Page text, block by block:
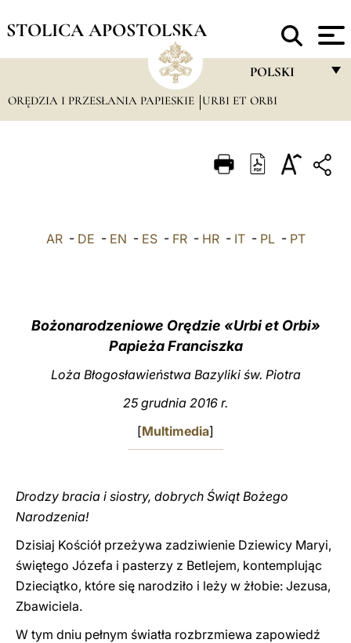
STOLICA APOSTOLSKA
POLSKI
FRANÇAIS
ITALIANO
العربيّة
LATINE
ORĘDZIA I PRZESŁANIA PAPIESKIE URBI ET ORBI
AR- DE - EN - ES- FR- HR- IT- PL- PT
Bożonarodzeniowe Orędzie «Urbi et Orbi»
Papieża Franciszka
Loża Błogosławieństwa Bazyliki św. Piotra
25 grudnia 2016 r.
[Multimedia]
Drodzy bracia i siostry, dobrych Świąt Bożego
Narodzenia!
Dzisiaj Kościół przeżywa zadziwienie Dziewicy Maryi,
świętego Józefa i pasterzy z Betlejem, kontemplując
Dzieciątko, które się narodziło i leży w żłobie: Jezusa,
Zbawiciela.
W tym dniu pełnym światła rozbrzmiewa zapowiedź